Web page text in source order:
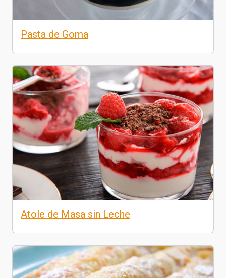
Pasta de Goma
Atole de Masa sin Leche